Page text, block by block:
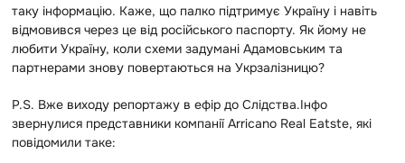
таку інформацію. Каже, що палко підтримує Україну і навіть
відмовився через це від російського паспорту. Як йому не
любити Україну, коли схеми задумані Адамовським та
партнерами знову повертаються на Укрзалізницю?
P.S. Вже виходу репортажу в ефір до Слідства.Інфо
звернулися представники компанії Arricano Real Eatste, які
повідомили таке: